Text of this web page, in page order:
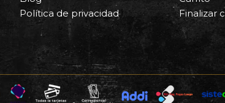
Política de privacidad
Finalizar